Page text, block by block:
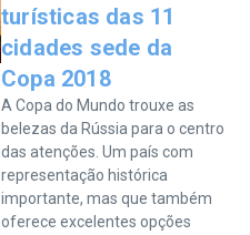
turísticas das 11
cidades sede da
Copa 2018
A Copa do Mundo trouxe as
belezas da Rússia para o centro
das atenções. Um país com
representação histórica
importante, mas que também
oferece excelentes opções